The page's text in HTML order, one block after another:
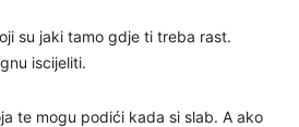
su jaki tamo gdje ti treba rast.
iscijeliti.
te mogu podići kada si slab. A ako